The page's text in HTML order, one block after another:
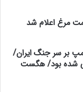
مرغ اعلام شد
بر سر جنگ ایران/
شده بود/ هگست